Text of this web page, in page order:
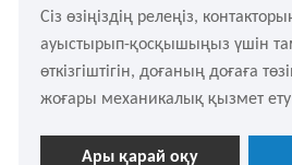
Сіз өзіңіздің релеңіз,
ауыстырып-қосқышыңыз үшін
өткізгіштігін, доғаның доғаға
жоғары механикалық қызмет ету
бе? Кәсіби жеткізуші ретінде
Ары қарай оқу